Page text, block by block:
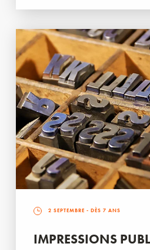
2 SEPTEMBRE - DÈS 7 ANS
IMPRESSIONS